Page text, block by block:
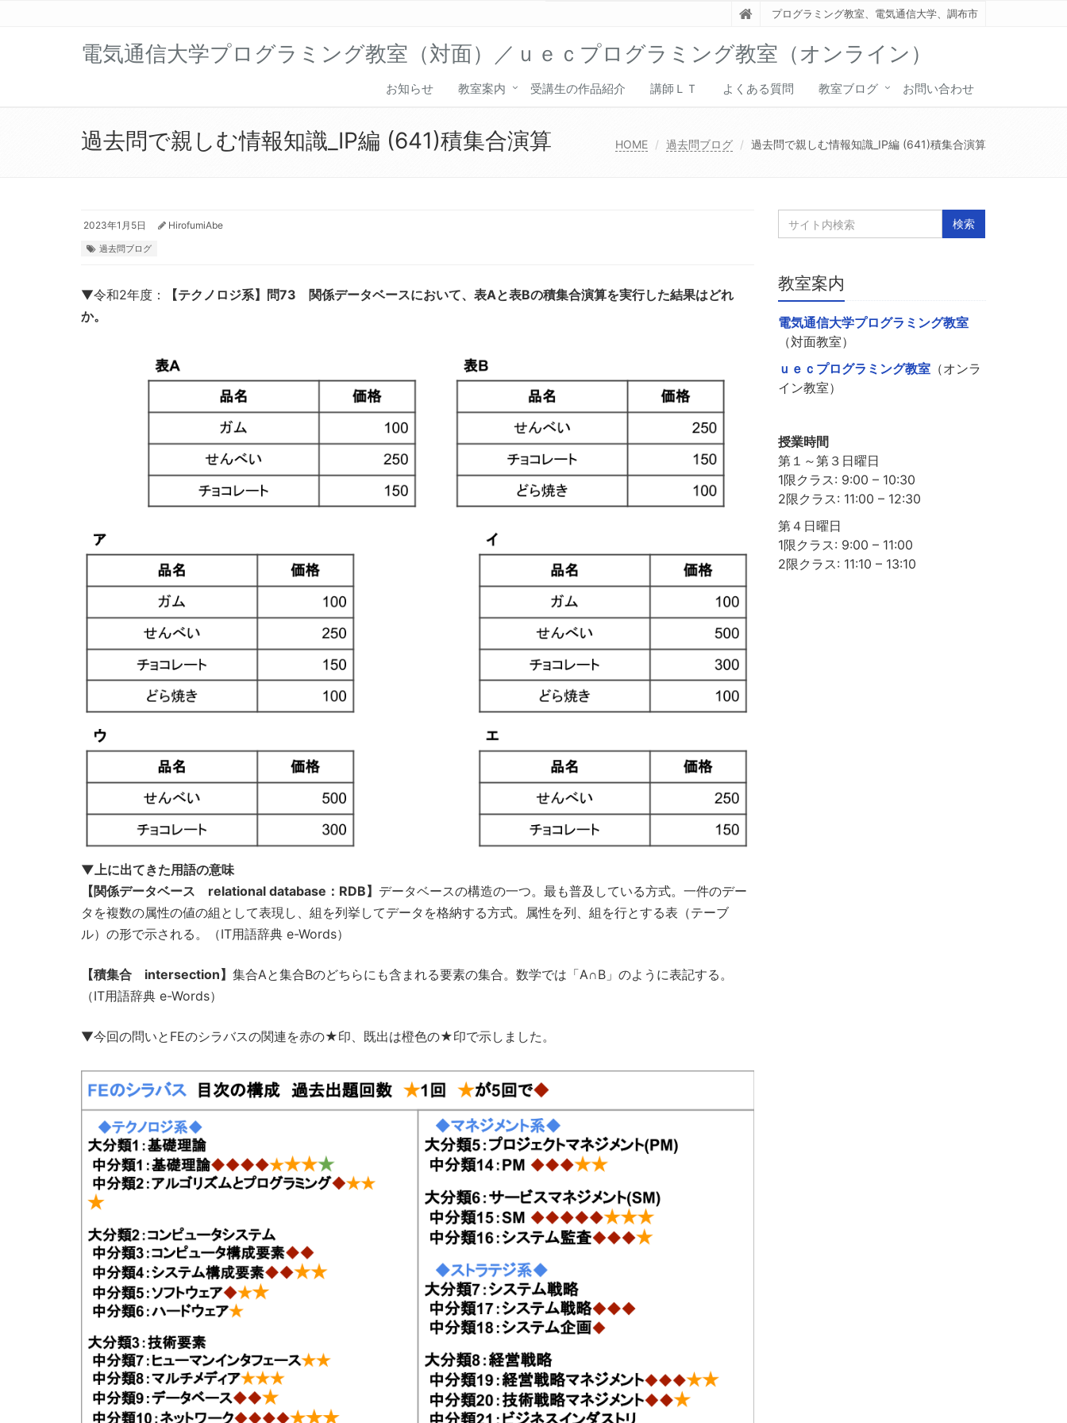
プログラミング教室、電気通信大学、調布市
電気通信大学プログラミング教室（対面）／ｕｅｃプログラミング教室（オンライン）
お知らせ 教室案内 受講生の作品紹介 講師ＬＴ よくある質問 教室ブログ お問い合わせ
過去問で親しむ情報知識_IP編 (641)積集合演算 HOME 過去問ブログ 過去問で親しむ情報知識_IP編 (641)積集合演算
2023年1月5日 HirofumiAbe
過去問ブログ
▼令和2年度：
【テクノロジ系】問73 関係データベースにおいて、表Aと表Bの積集合演算を実行した結果はどれ
か。
▼上に出てきた用語の意味
【関係データベース relational database：RDB】 データベースの構造の一つ。最も普及している方式。一件のデー
タを複数の属性の値の組として表現し、組を列挙してデータを格納する方式。属性を列、組を行とする表（テーブ
ル）の形で示される。（IT用語辞典 e-Words）
【積集合 intersection】 集合Aと集合Bのどちらにも含まれる要素の集合。数学では「A∩B」のように表記する。
（IT用語辞典 e-Words）
▼今回の問いとFEのシラバスの関連を赤の★印、既出は橙色の★印で示しました。
教室案内
電気通信大学プログラミング教室
（対面教室）
ｕｅｃプログラミング教室（オンラ
イン教室）
授業時間
第１～第３日曜日
1限クラス: 9:00 – 10:30
2限クラス: 11:00 – 12:30
第４日曜日
1限クラス: 9:00 – 11:00
2限クラス: 11:10 – 13:10